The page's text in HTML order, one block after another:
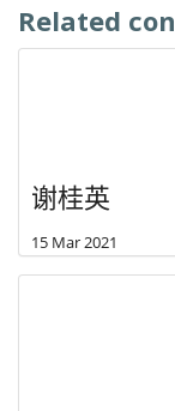
Related
谢桂英
15 Mar 2021